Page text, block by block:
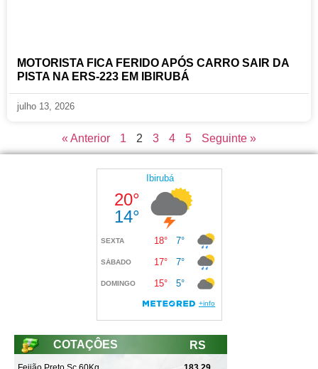
MOTORISTA FICA FERIDO APÓS CARRO SAIR DA
PISTA NA ERS-223 EM IBIRUBÁ
julho 13, 2026
« Anterior 1 2 3 4 5 Seguinte »